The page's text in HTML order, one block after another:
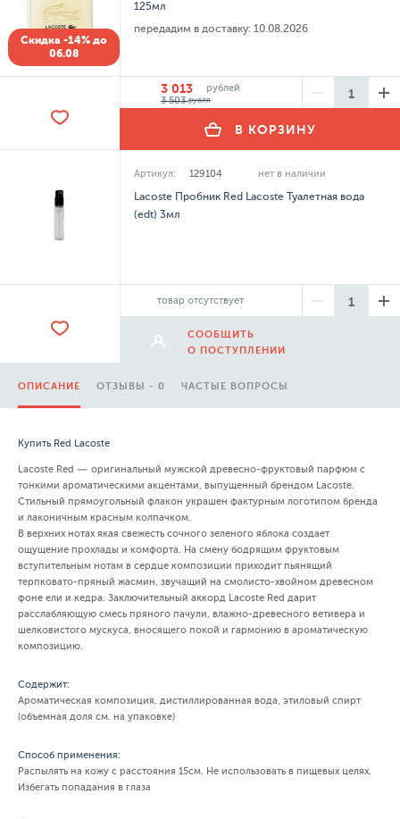
Скидка -14% до
06.08
125мл
передадим в доставку: 10.08.2026
3 013
рублей
3 503рубля
В КОРЗИНУ
Артикул: 129104 нет в наличии
Lacoste Пробник Red Lacoste Туалетная вода
(edt) 3мл
товар отсутствует
СООБЩИТЬ
О ПОСТУПЛЕНИИ
ОПИСАНИЕ ОТЗЫВЫ - 0 ЧАСТЫЕ ВОПРОСЫ
Купить Red Lacoste
Lacoste Red — оригинальный мужской древесно-фруктовый парфюм с
тонкими ароматическими акцентами, выпущенный брендом Lacoste.
Стильный прямоугольный флакон украшен фактурным логотипом бренда
и лаконичным красным колпачком.
В верхних нотах якая свежесть сочного зеленого яблока создает
ощущение прохлады и комфорта. На смену бодрящим фруктовым
вступительным нотам в сердце композиции приходит пьянящий
терпковато-пряный жасмин, звучащий на смолисто-хвойном древесном
фоне ели и кедра. Заключительный аккорд Lacoste Red дарит
расслабляющую смесь пряного пачули, влажно-древесного ветивера и
шелковистого мускуса, вносящего покой и гармонию в ароматическую
композицию.
Содержит:
Ароматическая композиция, дистиллированная вода, этиловый спирт
(объемная доля см. на упаковке)
Способ применения:
Распылять на кожу с расстояния 15см. Не использовать в пищевых целях.
Избегать попадания в глаза